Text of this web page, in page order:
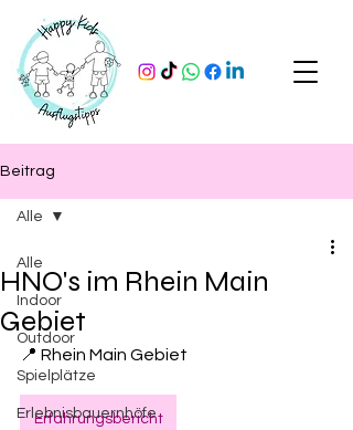
Beitrag
Alle
Indoor
Outdoor
Spielplätze
Erlebnisbauernhöfe
Alle
HNO's im Rhein Main
Gebiet
📍 Rhein Main Gebiet
Erfahrungsbericht